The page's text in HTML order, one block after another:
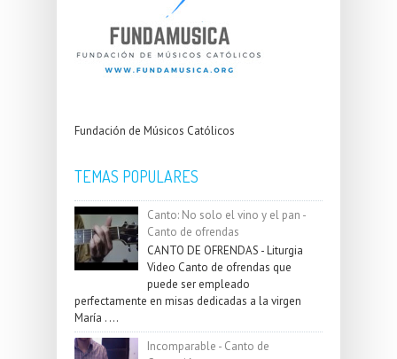
Fundación de Músicos Católicos
TEMAS POPULARES
Canto: No solo el vino y el pan -
Canto de ofrendas
CANTO DE OFRENDAS - Liturgia
Video Canto de ofrendas que
puede ser empleado
perfectamente en misas dedicadas a la virgen
María . ...
Incomparable - Canto de